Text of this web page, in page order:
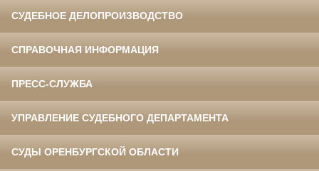
СУДЕБНОЕ ДЕЛОПРОИЗВОДСТВО
СПРАВОЧНАЯ ИНФОРМАЦИЯ
ПРЕСС-СЛУЖБА
УПРАВЛЕНИЕ СУДЕБНОГО ДЕПАРТАМЕНТА
СУДЫ ОРЕНБУРГСКОЙ ОБЛАСТИ